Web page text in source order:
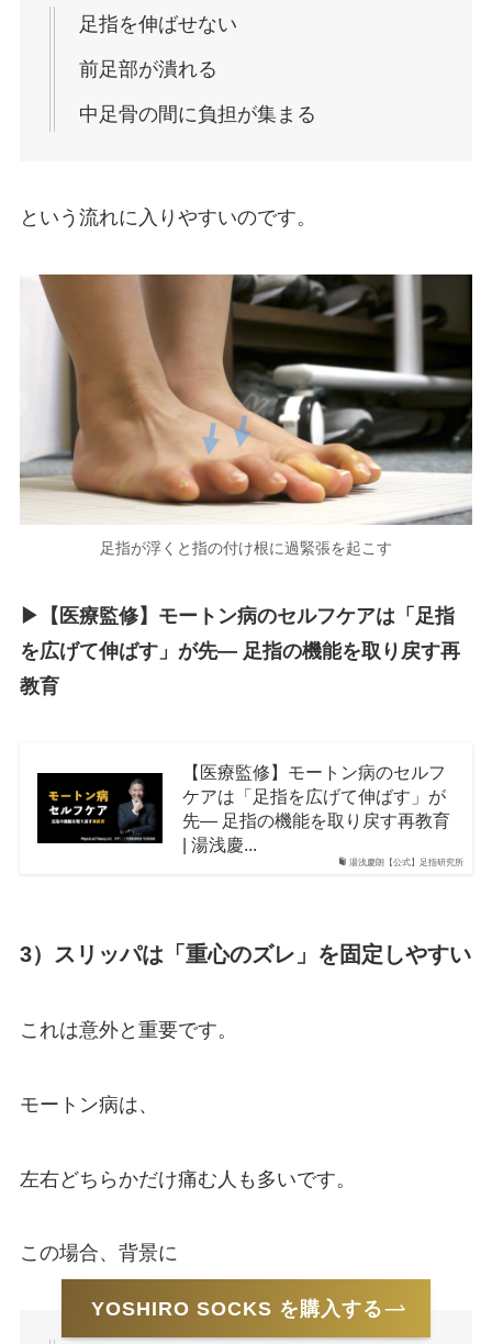
足指を伸ばせない
前足部が潰れる
中足骨の間に負担が集まる
という流れに入りやすいのです。
足指が浮くと指の付け根に過緊張を起こす
▶︎【医療監修】モートン病のセルフケアは「足指
を広げて伸ばす」が先― 足指の機能を取り戻す再
教育
湯浅慶朗【公式】足指研究所
【医療監修】モートン病のセルフ
ケアは「足指を広げて伸ばす」が
先― 足指の機能を取り戻す再教育
| 湯浅慶...
3）スリッパは「重心のズレ」を固定しやすい
これは意外と重要です。
モートン病は、
左右どちらかだけ痛む人も多いです。
この場合、背景に
YOSHIRO SOCKS を購入する